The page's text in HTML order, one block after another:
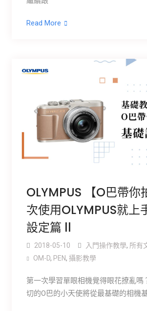
Read More
OLYMPUS 【O巴帶你
次使用OLYMPUS就上
設定篇 ll
2018-05-10 入門操作教學, 所有
OM-D, PEN, 攝影教學
第一次學習單眼相機覺得眼花撩亂嗎
切的O巴的小天使將從最基礎的相機